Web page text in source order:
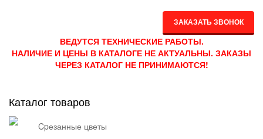
ЗАКАЗАТЬ ЗВОНОК
Доставка
ВЕДУТСЯ ТЕХНИЧЕСКИЕ РАБОТЫ.
НАЛИЧИЕ И ЦЕНЫ В КАТАЛОГЕ НЕ АКТУАЛЬНЫ. ЗАКАЗЫ
ЧЕРЕЗ КАТАЛОГ НЕ ПРИНИМАЮТСЯ!
Каталог товаров
cpезанные цветы